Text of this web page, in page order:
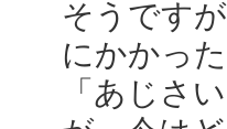
そうです
にかかっ
「あじさ